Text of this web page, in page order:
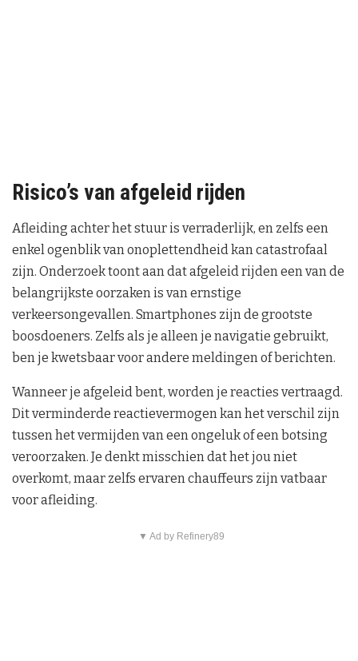
Risico’s van afgeleid rijden
Afleiding achter het stuur is verraderlijk, en zelfs een
enkel ogenblik van onoplettendheid kan catastrofaal
zijn. Onderzoek toont aan dat afgeleid rijden een van de
belangrijkste oorzaken is van ernstige
verkeersongevallen. Smartphones zijn de grootste
boosdoeners. Zelfs als je alleen je navigatie gebruikt,
ben je kwetsbaar voor andere meldingen of berichten.
Wanneer je afgeleid bent, worden je reacties vertraagd.
Dit verminderde reactievermogen kan het verschil zijn
tussen het vermijden van een ongeluk of een botsing
veroorzaken. Je denkt misschien dat het jou niet
overkomt, maar zelfs ervaren chauffeurs zijn vatbaar
voor afleiding.
▼ Ad by Refinery89